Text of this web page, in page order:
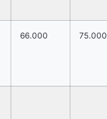
66.000 75.000